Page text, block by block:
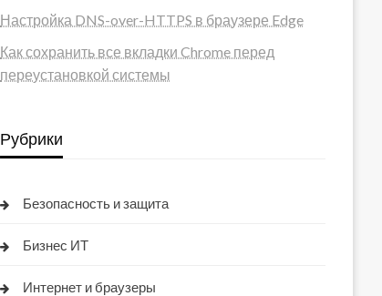
Настройка DNS-over-HTTPS в браузере Edge
Как сохранить все вкладки Chrome перед
переустановкой системы
Рубрики
Безопасность и защита
Бизнес ИТ
Интернет и браузеры